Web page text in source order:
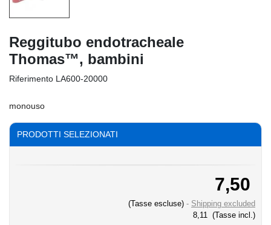
Reggitubo endotracheale
Thomas™, bambini
Riferimento LA600-20000
monouso
PRODOTTI SELEZIONATI
7,50
(Tasse escluse)
Shipping excluded
8,11 (Tasse incl.)